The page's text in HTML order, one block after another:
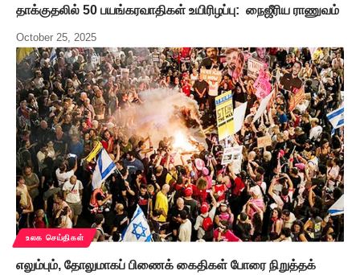
தாக்குதலில் 50 பயங்கரவாதிகள் உயிரிழப்பு: நைஜீரிய ராணுவம்
October 25, 2025
உலக செய்திகள்
எலும்பும், தோலுமாகப் பிணைக் கைதிகள் போரை நிறுத்தக்